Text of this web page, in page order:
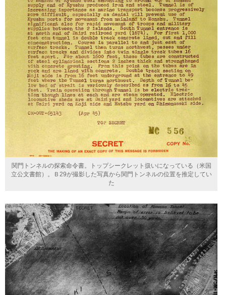
関門トンネルの探索命令書。トップシークレット扱いになっている（米国
立公文書館）。Ｂ29が撮影した写真から関門トンネルの位置を推定してい
た